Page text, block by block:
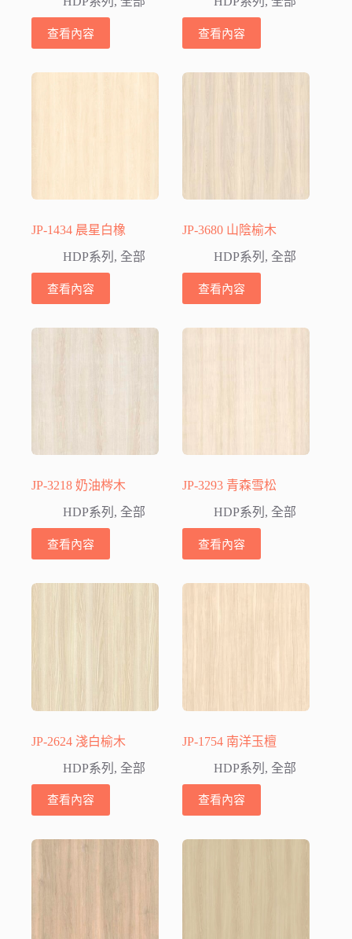
查看內容 查看內容
JP-1434 晨星白橡
HDP系列 , 全部
查看內容
JP-3680 山陰榆木
HDP系列 , 全部
查看內容
JP-3218 奶油梣木
HDP系列 , 全部
查看內容
JP-3293 青森雪松
HDP系列 , 全部
查看內容
JP-2624 淺白榆木
HDP系列 , 全部
查看內容
JP-1754 南洋玉檀
HDP系列 , 全部
查看內容